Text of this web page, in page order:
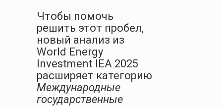
Чтобы помочь
решить этот пробел,
новый анализ из
World Energy
Investment IEA 2025
расширяет категорию
Международные
государственные